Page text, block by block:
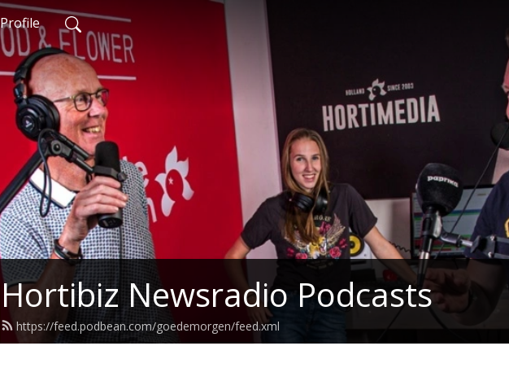
Profile
Hortibiz Newsradio Podcasts
https://feed.podbean.com/goedemorgen/feed.xml